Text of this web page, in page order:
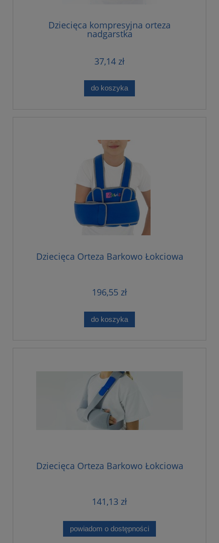
Dziecięca kompresyjna orteza
nadgarstka
37,14 zł
do koszyka
Dziecięca Orteza Barkowo Łokciowa
196,55 zł
do koszyka
Dziecięca Orteza Barkowo Łokciowa
141,13 zł
powiadom o dostępności